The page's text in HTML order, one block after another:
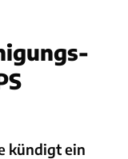
kündigt ein